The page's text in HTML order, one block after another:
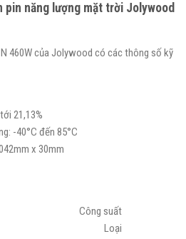
pin năng lượng mặt trời Jolywood
460W của Jolywood có các thông số kỹ
21,13%
-40°C đến 85°C
x 30mm
Công suất
Loại